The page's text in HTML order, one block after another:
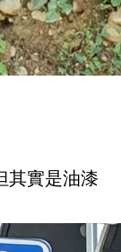
其實是油漆